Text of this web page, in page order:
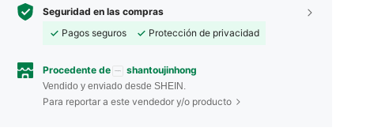
Seguridad en las compras
Pagos seguros
Protección de privacidad
Procedente de shantoujinhong
Vendido y enviado desde SHEIN.
Para reportar a este vendedor y/o producto